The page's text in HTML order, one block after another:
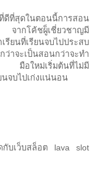
ที่สุดในตอนนี้การสอน
กโค้ชผู็เชี่ยวชาญมี
ยนที่เรียนจบไปประสบ
าจะเป็นสอนกว่าจะทำ
มือใหม่เริ่มต้นที่ไม่มี
นจบไปเก่งแน่นอน
บเว็บสล็อต lava slot